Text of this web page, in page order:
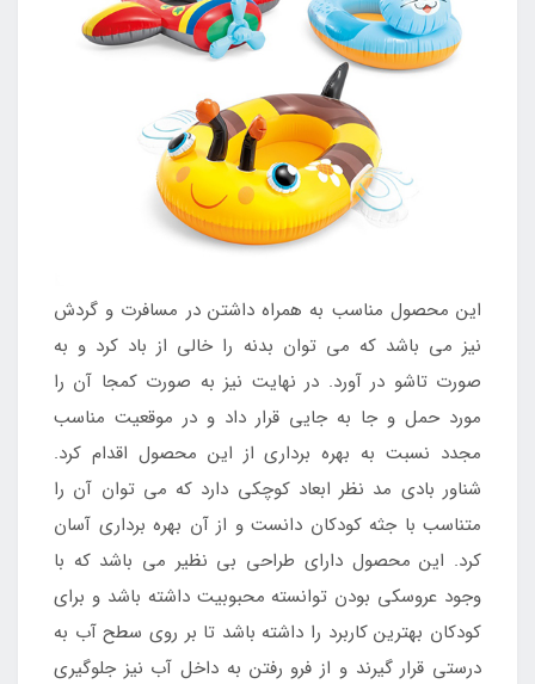
این محصول مناسب به همراه داشتن در مسافرت و گردش
نیز می باشد که می توان بدنه را خالی از باد کرد و به
صورت تاشو در آورد. در نهایت نیز به صورت کمجا آن را
مورد حمل و جا به جایی قرار داد و در موقعیت مناسب
مجدد نسبت به بهره برداری از این محصول اقدام کرد.
شناور بادی مد نظر ابعاد کوچکی دارد که می توان آن را
متناسب با جثه کودکان دانست و از آن بهره برداری آسان
کرد. این محصول دارای طراحی بی نظیر می باشد که با
وجود عروسکی بودن توانسته محبوبیت داشته باشد و برای
کودکان بهترین کاربرد را داشته باشد تا بر روی سطح آب به
درستی قرار گیرند و از فرو رفتن به داخل آب نیز جلوگیری